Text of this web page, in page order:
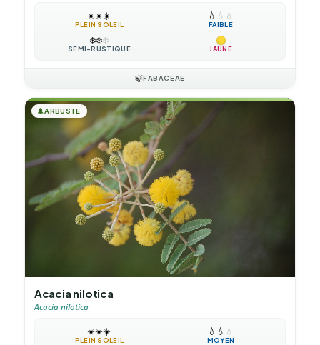
☀️☀️☀️
PLEIN SOLEIL
💧 💧 💧
FAIBLE
❄️❄️❄️
SEMI-RUSTIQUE JAUNE
🍃FABACEAE
🌲ARBUSTE
Acacia nilotica
Acacia nilotica
☀️☀️☀️
PLEIN SOLEIL
💧 💧 💧
MOYEN